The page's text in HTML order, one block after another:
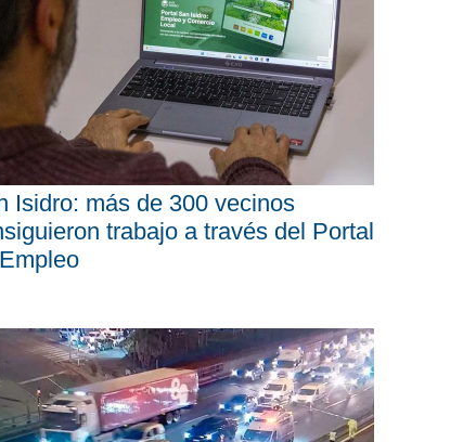
Isidro: más de 300 vecinos
trabajo a través del Portal